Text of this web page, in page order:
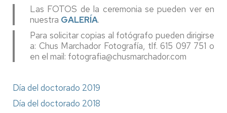
Las FOTOS de la ceremonia se pueden ver en
nuestra GALERÍA.
Para solicitar copias al fotógrafo pueden dirigirse
a: Chus Marchador Fotografía, tlf. 615 097 751 o
en el mail: fotografia@chusmarchador.com
Día del doctorado 2019
Día del doctorado 2018